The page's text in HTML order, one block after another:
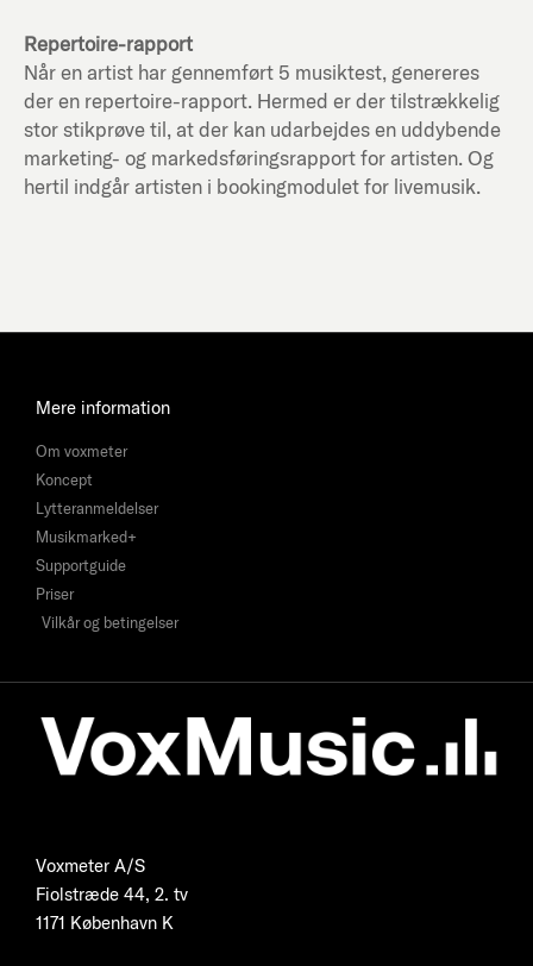
Repertoire-rapport
Når en artist har gennemført 5 musiktest, genereres
der en repertoire-rapport. Hermed er der tilstrækkelig
stor stikprøve til, at der kan udarbejdes en uddybende
marketing- og markedsføringsrapport for artisten. Og
hertil indgår artisten i bookingmodulet for livemusik.
Mere information
Om voxmeter
Koncept
Lytteranmeldelser
Musikmarked+
Supportguide
Priser
Vilkår og betingelser
Voxmeter A/S
Fiolstræde 44, 2. tv
1171 København K